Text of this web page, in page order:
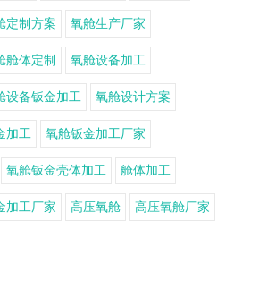
定制方案 氧舱生产厂家
舱体定制 氧舱设备加工
设备钣金加工 氧舱设计方案
加工 氧舱钣金加工厂家
氧舱钣金壳体加工 舱体加工
加工厂家 高压氧舱 高压氧舱厂家